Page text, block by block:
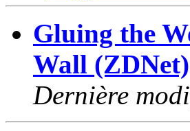
Gluing the
Wall (ZDNet)
Dernière